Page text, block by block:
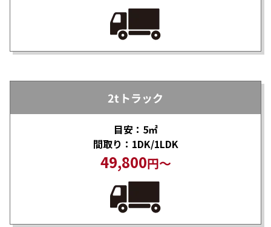
2tトラック
目安：5㎡
間取り：1DK/1LDK
49,800円～